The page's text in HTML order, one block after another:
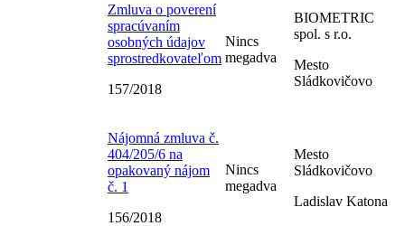
Zmluva o poverení
spracúvaním
osobných údajov
sprostredkovateľom
157/2018
Nincs
megadva
BIOMETRIC
spol. s r.o.
Mesto
Sládkovičovo
Nájomná zmluva č.
404/205/6 na
opakovaný nájom
č. 1
156/2018
Nincs
megadva
Mesto
Sládkovičovo
Ladislav Katona